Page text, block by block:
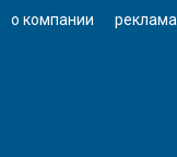
о компании реклама